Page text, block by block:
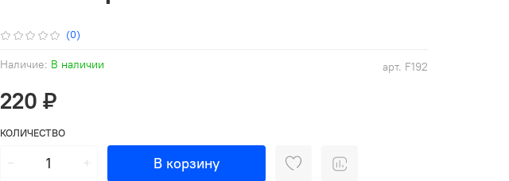
(0)
арт. F192
Наличие: В наличии
220 ₽
КОЛИЧЕСТВО
В корзину